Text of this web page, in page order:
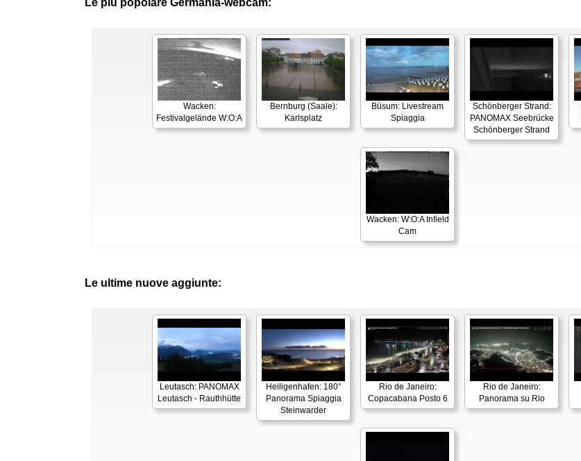
Le più popolare Germania-webcam:
Wacken:
Festivalgelände W:O:A
Bernburg (Saale):
Karlsplatz
Büsum: Livestream
Spiaggia
Schönberger Strand:
PANOMAX Seebrücke
Schönberger Strand
Wacken: W:O:A Infield
Cam
Le ultime nuove aggiunte:
Leutasch: PANOMAX
Leutasch - Rauthhütte
Heiligenhafen: 180°
Panorama Spiaggia
Steinwarder
Rio de Janeiro:
Copacabana Posto 6
Rio de Janeiro:
Panorama su Rio